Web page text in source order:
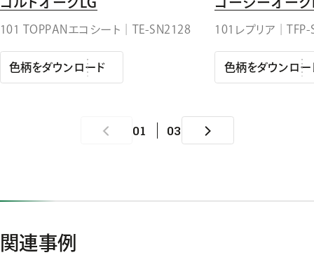
101 TOPPANエコシート｜TE-SN2128
色柄をダウンロード
101レプリア｜
色柄をダウンロー
01 03
関連事例